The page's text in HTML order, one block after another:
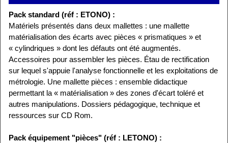
Pack standard (réf : ETONO) :
Matériels présentés dans deux mallettes : une mallette
matérialisation des écarts avec pièces « prismatiques » et
« cylindriques » dont les défauts ont été augmentés.
Accessoires pour assembler les pièces. Étau de rectification
sur lequel s'appuie l'analyse fonctionnelle et les exploitations de
métrologie. Une mallette pièces : ensemble didactique
permettant la « matérialisation » des zones d'écart toléré et
autres manipulations. Dossiers pédagogique, technique et
ressources sur CD Rom.
Pack équipement "pièces" (réf : LETONO) :